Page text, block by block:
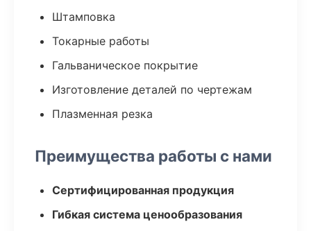
Штамповка
Токарные работы
Гальваническое покрытие
Изготовление деталей по чертежам
Плазменная резка
Преимущества работы с нами
Сертифицированная продукция
Гибкая система ценообразования